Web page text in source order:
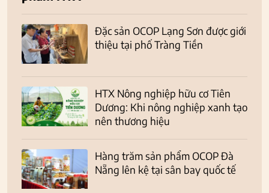
Đặc sản OCOP Lạng Sơn được giới
thiệu tại phố Tràng Tiền
HTX Nông nghiệp hữu cơ Tiên
Dương: Khi nông nghiệp xanh tạo
nên thương hiệu
Hàng trăm sản phẩm OCOP Đà
Nẵng lên kệ tại sân bay quốc tế